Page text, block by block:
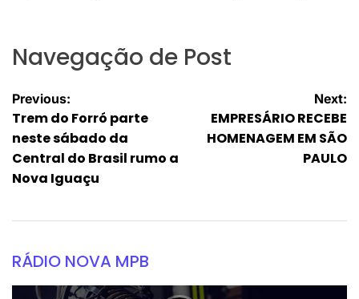
Navegação de Post
Previous:
Trem do Forró parte
neste sábado da
Central do Brasil rumo a
Nova Iguaçu
Next:
EMPRESÁRIO RECEBE
HOMENAGEM EM SÃO
PAULO
RÁDIO NOVA MPB